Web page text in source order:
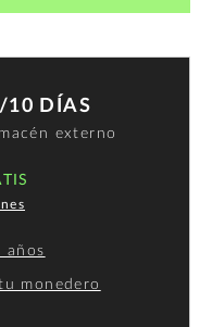
10 DÍAS
externo
años
monedero